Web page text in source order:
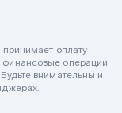
оплату
операции
внимательны и